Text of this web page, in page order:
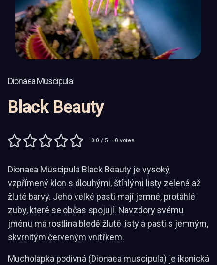
Dionaea Muscipula
Black Beauty
0.0 / 5 – 0 votes
Dionaea Muscipula Black Beauty je vysoký,
vzpřímený klon s dlouhými, štíhlými listy zelené až
žluté barvy. Jeho velké pasti mají jemné, protáhlé
zuby, které se občas spojují. Navzdory svému
jménu má rostlina bledě žluté listy a pasti s jemným,
skvrnitým červeným vnitřkem.
Mucholapka podivná (Dionaea muscipula) je ikonická